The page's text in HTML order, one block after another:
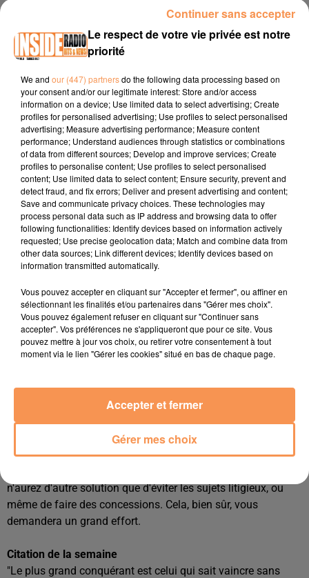
le dieu du désir, de la sexualité et de la conquête amoureuse.
Argent
Vous aurez probablement des achats à faire pour les
enfants ou pour la maison. S'ils s'avèrent manifestement
indispensables, allez-y sans crainte. Pensez cependant à
garder toujours un peu d'argent de côté pour pouvoir faire
face à des dépenses imprévisibles et incompressibles. Si
vous calculez trop juste, vous courrez le risque de vous
retrouver dans une impasse.
Santé
Cette ambiance astrale doit inciter les natifs les plus fragiles
à s'occuper davantage de leur santé. Pour autant, vous
n'aurez aucune raison de vous affoler. Mais avec Mars et
Neptune mal positionnés, le moral pourra être par moments
quelque peu fluctuant. Cherchez à vous divertir.
Travail
Les astres en présence devraient vous aider à aller de l'avant
et à vous imposer dans votre travail. Attention toutefois à
trop ambitieux ou exigeant, vous risquez de vous retourner
contre ceux qui ne demandaient qu'à vous aider. Restez
donc calme et discret, afin de favoriser vos activités.
Famille
n'aurez d'autre solution que d'éviter les sujets litigieux, ou
même de faire des concessions. Cela, bien sûr, vous
demandera un grand effort.
Citation de la semaine
"Le plus grand conquérant est celui qui sait vaincre sans
Le respect de votre vie privée est notre
priorité
We and our (447) partnersdo the following data processing based on
your consent and/or our legitimate interest: Store and/or access
information on a device; Use limited data to select advertising; Create
profiles for personalised advertising; Use profiles to select personalised
advertising; Measure advertising performance; Measure content
performance; Understand audiences through statistics or combinations
of data from different sources; Develop and improve services; Create
profiles to personalise content; Use profiles to select personalised
content; Use limited data to select content; Ensure security, prevent and
detect fraud, and fix errors; Deliver and present advertising and content;
Save and communicate privacy choices. These technologies may
process personal data such as IP address and browsing data to offer
following functionalities: Identify devices based on information actively
requested; Use precise geolocation data; Match and combine data from
other data sources; Link different devices; Identify devices based on
information transmitted automatically.
Vous pouvez accepter en cliquant sur "Accepter et fermer", ou affiner en
sélectionnant les finalités et/ou partenaires dans "Gérer mes choix".
Vous pouvez également refuser en cliquant sur "Continuer sans
accepter". Vos préférences ne s'appliqueront que pour ce site. Vous
pouvez mettre à jour vos choix, ou retirer votre consentement à tout
moment via le lien "Gérer les cookies" situé en bas de chaque page.
Gérer mes choix
Accepter et fermer
Continuer sans accepter